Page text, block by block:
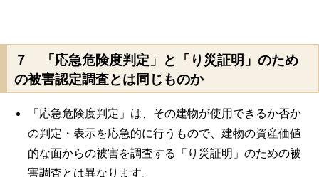
７ 「応急危険度判定」と「り災証明」のため
の被害認定調査とは同じものか
「応急危険度判定」は、その建物が使用できるか否か
の判定・表示を応急的に行うもので、建物の資産価値
的な面からの被害を調査する「り災証明」のための被
害調査とは異なります。